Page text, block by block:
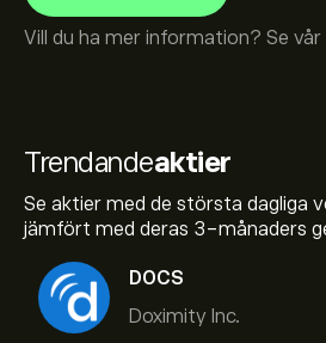
Trendandeaktier
Se aktier med de största dagliga
jämfört med deras 3-månaders
DOCS
Doximity Inc.
Vill du ha mer information? Se vår